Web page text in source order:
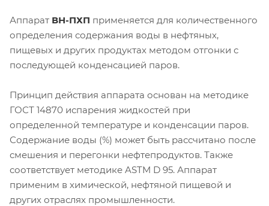
Аппарат ВН-ПХП применяется для количественного
определения содержания воды в нефтяных,
пищевых и других продуктах методом отгонки с
последующей конденсацией паров.
Принцип действия аппарата основан на методике
ГОСТ 14870 испарения жидкостей при
определенной температуре и конденсации паров.
Содержание воды (%) может быть рассчитано после
смешения и перегонки нефтепродуктов. Также
соответствует методике ASTM D 95. Аппарат
применим в химической, нефтяной пищевой и
других отраслях промышленности.